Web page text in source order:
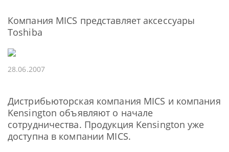
Компания MICS представляет аксессуары
Toshiba
28.06.2007
Дистрибьюторская компания MICS и компания
Kensington объявляют о начале
сотрудничества. Продукция Kensington уже
доступна в компании MICS.